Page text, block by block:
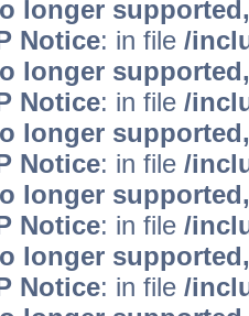
longer
Notice: in file /
longer
Notice: in file /
longer
Notice: in file /
longer
Notice: in file /
longer
Notice: in file /